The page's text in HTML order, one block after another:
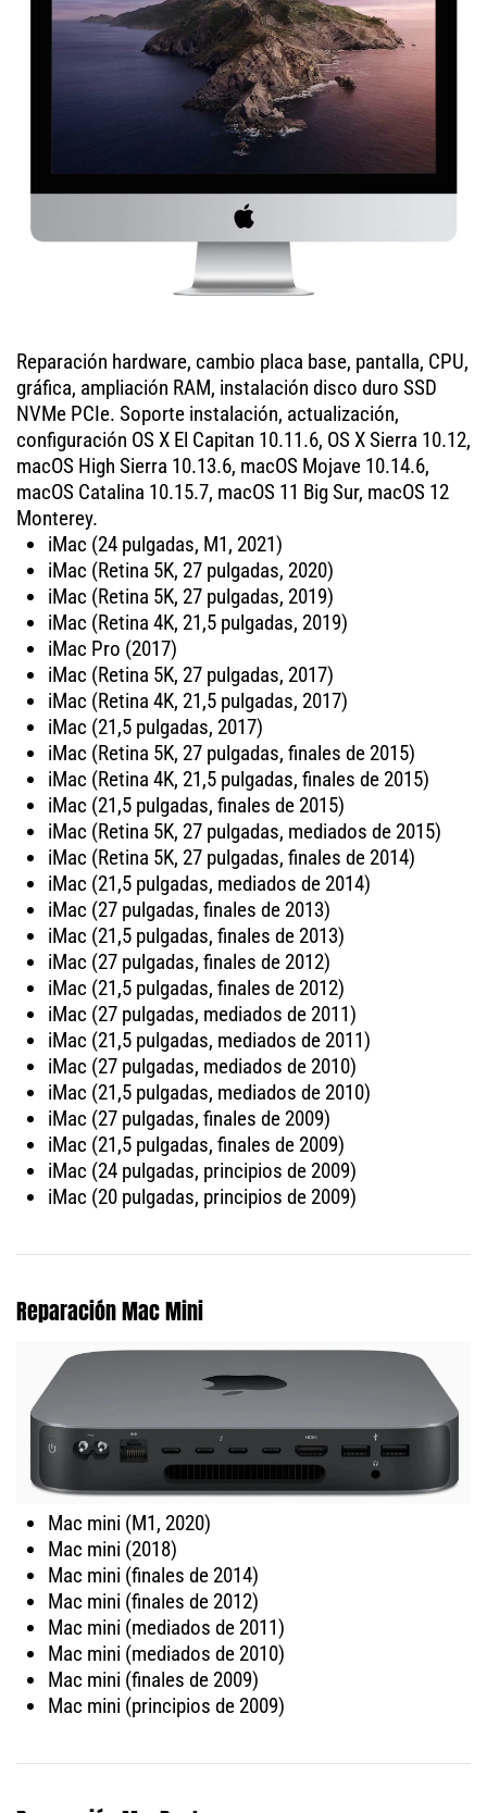
Reparación hardware, cambio placa base, pantalla, CPU,
gráfica, ampliación RAM, instalación disco duro SSD
NVMe PCIe. Soporte instalación, actualización,
configuración OS X El Capitan 10.11.6, OS X Sierra 10.12,
macOS High Sierra 10.13.6, macOS Mojave 10.14.6,
macOS Catalina 10.15.7, macOS 11 Big Sur, macOS 12
Monterey.
iMac (24 pulgadas, M1, 2021)
iMac (Retina 5K, 27 pulgadas, 2020)
iMac (Retina 5K, 27 pulgadas, 2019)
iMac (Retina 4K, 21,5 pulgadas, 2019)
iMac Pro (2017)
iMac (Retina 5K, 27 pulgadas, 2017)
iMac (Retina 4K, 21,5 pulgadas, 2017)
iMac (21,5 pulgadas, 2017)
iMac (Retina 5K, 27 pulgadas, finales de 2015)
iMac (Retina 4K, 21,5 pulgadas, finales de 2015)
iMac (21,5 pulgadas, finales de 2015)
iMac (Retina 5K, 27 pulgadas, mediados de 2015)
iMac (Retina 5K, 27 pulgadas, finales de 2014)
iMac (21,5 pulgadas, mediados de 2014)
iMac (27 pulgadas, finales de 2013)
iMac (21,5 pulgadas, finales de 2013)
iMac (27 pulgadas, finales de 2012)
iMac (21,5 pulgadas, finales de 2012)
iMac (27 pulgadas, mediados de 2011)
iMac (21,5 pulgadas, mediados de 2011)
iMac (27 pulgadas, mediados de 2010)
iMac (21,5 pulgadas, mediados de 2010)
iMac (27 pulgadas, finales de 2009)
iMac (21,5 pulgadas, finales de 2009)
iMac (24 pulgadas, principios de 2009)
iMac (20 pulgadas, principios de 2009)
Reparación Mac Mini
Mac mini (M1, 2020)
Mac mini (2018)
Mac mini (finales de 2014)
Mac mini (finales de 2012)
Mac mini (mediados de 2011)
Mac mini (mediados de 2010)
Mac mini (finales de 2009)
Mac mini (principios de 2009)